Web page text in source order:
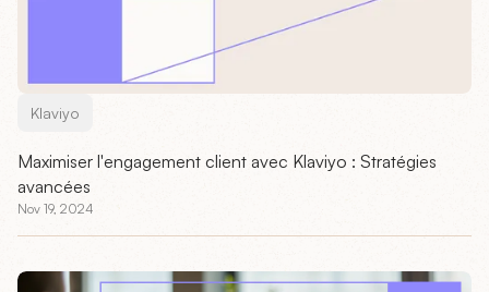
Klaviyo
Maximiser l'engagement client avec Klaviyo : Stratégies
avancées
Nov 19, 2024